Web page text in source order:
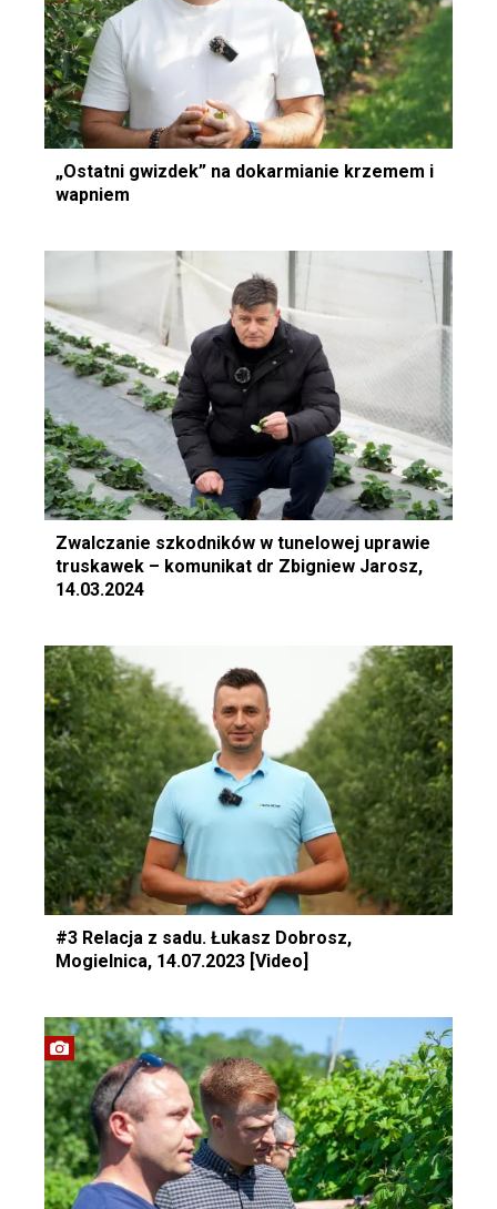
„Ostatni gwizdek” na dokarmianie krzemem i
wapniem
Zwalczanie szkodników w tunelowej uprawie
truskawek – komunikat dr Zbigniew Jarosz,
14.03.2024
#3 Relacja z sadu. Łukasz Dobrosz,
Mogielnica, 14.07.2023 [Video]